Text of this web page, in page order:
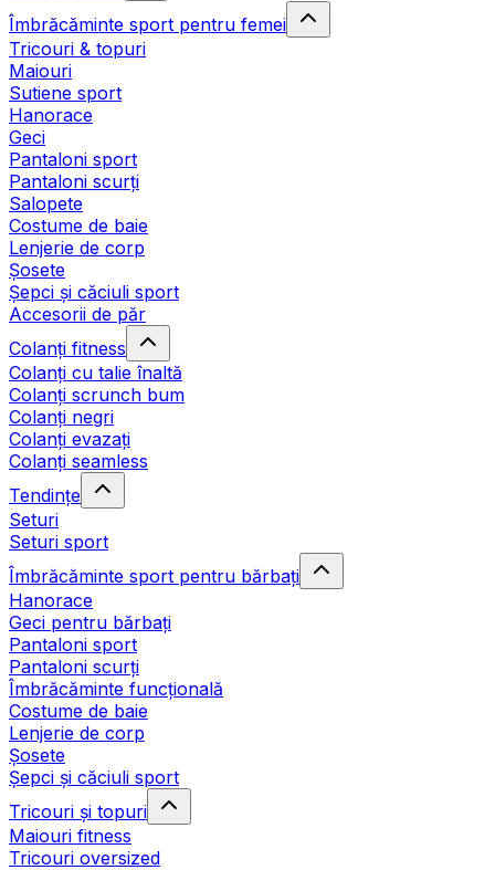
Îmbrăcăminte sport pentru femei
Tricouri & topuri
Maiouri
Sutiene sport
Hanorace
Geci
Pantaloni sport
Pantaloni scurți
Salopete
Costume de baie
Lenjerie de corp
Șosete
Șepci și căciuli sport
Accesorii de păr
Colanți fitness
Colanți cu talie înaltă
Colanți scrunch bum
Colanți negri
Colanți evazați
Colanți seamless
Tendințe
Seturi
Seturi sport
Îmbrăcăminte sport pentru bărbați
Hanorace
Geci pentru bărbați
Pantaloni sport
Pantaloni scurți
Îmbrăcăminte funcțională
Costume de baie
Lenjerie de corp
Șosete
Șepci și căciuli sport
Tricouri și topuri
Maiouri fitness
Tricouri oversized